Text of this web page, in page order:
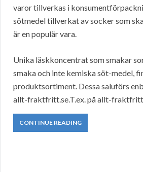
varor tillverkas i
sötmedel tillverkat av socker som
är en populär vara.
Unika läskkoncentrat som smakar
smaka och inte kemiska söt-medel,
produktsortiment. Dessa saluförs
allt-fraktfritt.se.T.ex. på allt-
CONTINUE READING